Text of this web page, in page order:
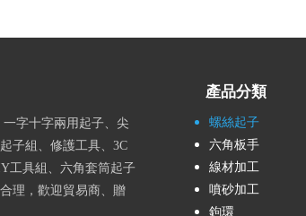
字十字兩用起子、尖
子組、修護工具、3C
工具組、六角套筒起子
理，歡迎貿易商、贈
產品分類
螺絲起子
六角板手
線材加工
噴砂加工
鉤環